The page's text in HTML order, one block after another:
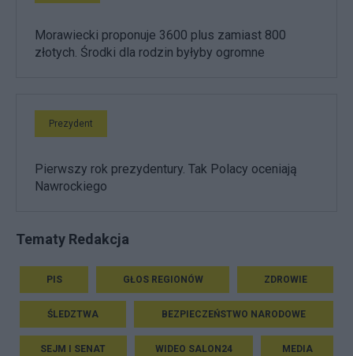
Morawiecki proponuje 3600 plus zamiast 800
złotych. Środki dla rodzin byłyby ogromne
Prezydent
Pierwszy rok prezydentury. Tak Polacy oceniają
Nawrockiego
Tematy Redakcja
PIS GŁOS REGIONÓW ZDROWIE
ŚLEDZTWA BEZPIECZEŃSTWO NARODOWE
SEJM I SENAT WIDEO SALON24 MEDIA